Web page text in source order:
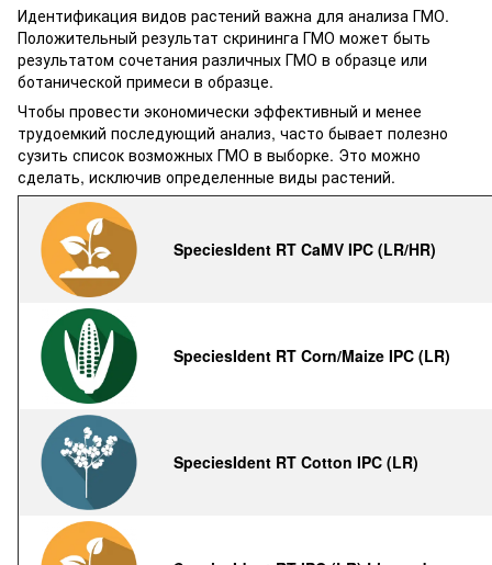
Идентификация видов растений важна для анализа ГМО.
Положительный результат скрининга ГМО может быть
результатом сочетания различных ГМО в образце или
ботанической примеси в образце.
Чтобы провести экономически эффективный и менее
трудоемкий последующий анализ, часто бывает полезно
сузить список возможных ГМО в выборке. Это можно
сделать, исключив определенные виды растений.
SpeciesIdent RT CaMV IPC (LR/HR)
SpeciesIdent RT Corn/Maize IPC (LR)
SpeciesIdent RT Cotton IPC (LR)